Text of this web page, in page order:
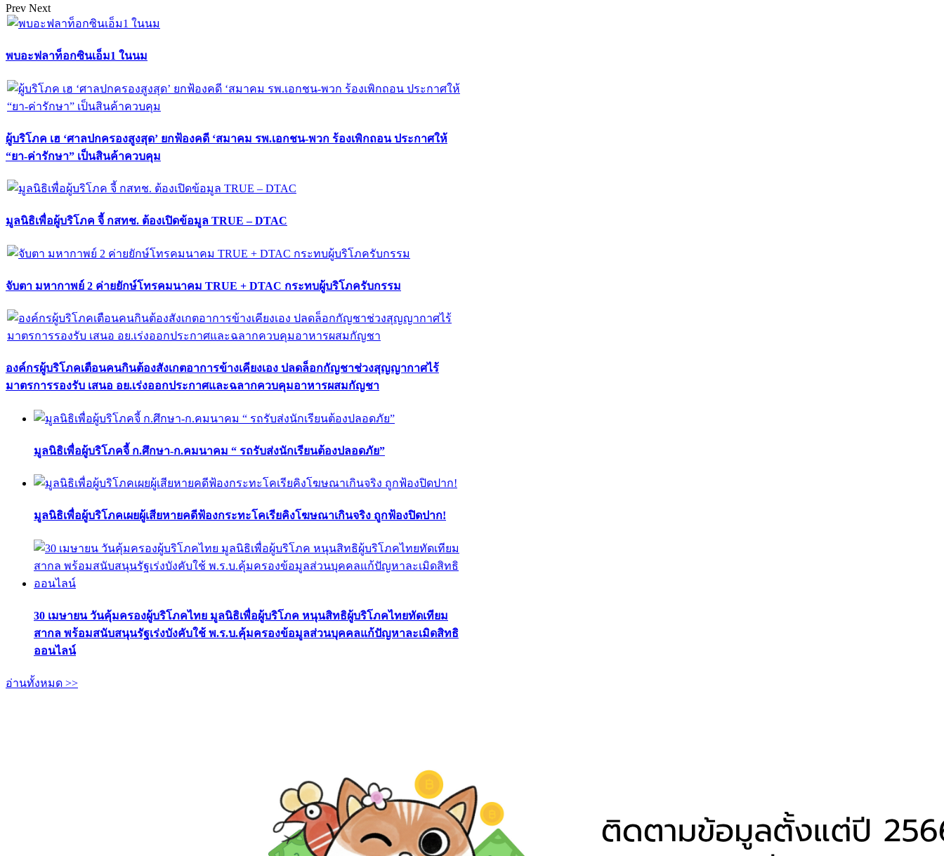
Prev Next
พบอะฟลาท็อกซินเอ็ม1 ในนม
ผู้บริโภค เฮ ‘ศาลปกครองสูงสุด’ ยกฟ้องคดี ‘สมาคม รพ.เอกชน-พวก ร้องเพิกถอน ประกาศให้
“ยา-ค่ารักษา” เป็นสินค้าควบคุม
มูลนิธิเพื่อผู้บริโภค จี้ กสทช. ต้องเปิดข้อมูล TRUE – DTAC
จับตา มหากาพย์ 2 ค่ายยักษ์โทรคมนาคม TRUE + DTAC กระทบผู้บริโภครับกรรม
องค์กรผู้บริโภคเตือนคนกินต้องสังเกตอาการข้างเคียงเอง ปลดล็อกกัญชาช่วงสุญญากาศไร้
มาตรการรองรับ เสนอ อย.เร่งออกประกาศและฉลากควบคุมอาหารผสมกัญชา
มูลนิธิเพื่อผู้บริโภคจี้ ก.ศึกษา-ก.คมนาคม “ รถรับส่งนักเรียนต้องปลอดภัย”
มูลนิธิเพื่อผู้บริโภคเผยผู้เสียหายคดีฟ้องกระทะโคเรียคิงโฆษณาเกินจริง ถูกฟ้องปิดปาก!
30 เมษายน วันคุ้มครองผู้บริโภคไทย มูลนิธิเพื่อผู้บริโภค หนุนสิทธิผู้บริโภคไทยทัดเทียม
สากล พร้อมสนับสนุนรัฐเร่งบังคับใช้ พ.ร.บ.คุ้มครองข้อมูลส่วนบุคคลแก้ปัญหาละเมิดสิทธิ
ออนไลน์
อ่านทั้งหมด >>